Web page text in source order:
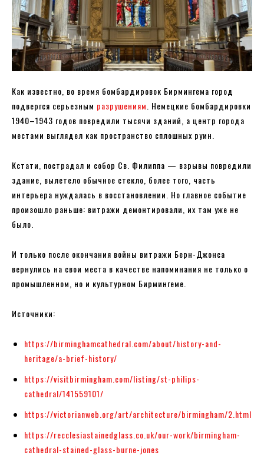
Как известно, во время бомбардировок Бирмингема город
подвергся серьезным разрушениям . Немецкие бомбардировки
1940–1943 годов повредили тысячи зданий, а центр города
местами выглядел как пространство сплошных руин.
Кстати, пострадал и собор Св. Филиппа — взрывы повредили
здание, вылетело обычное стекло, более того, часть
интерьера нуждалась в восстановлении. Но главное событие
произошло раньше: витражи демонтировали, их там уже не
было.
И только после окончания войны витражи Берн-Джонса
вернулись на свои места в качестве напоминания не только о
промышленном, но и культурном Бирмингеме.
Источники:
https://birminghamcathedral.com/about/history-and-
heritage/a-brief-history/
https://visitbirmingham.com/listing/st-philips-
cathedral/141559101/
https://victorianweb.org/art/architecture/birmingham/2.html
https://recclesiastainedglass.co.uk/our-work/birmingham-
cathedral-stained-glass-burne-jones